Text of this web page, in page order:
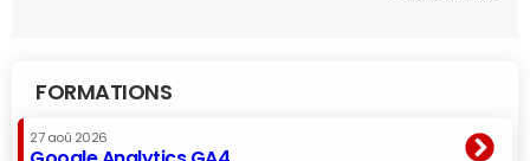
FORMATIONS
27 aoû 2026